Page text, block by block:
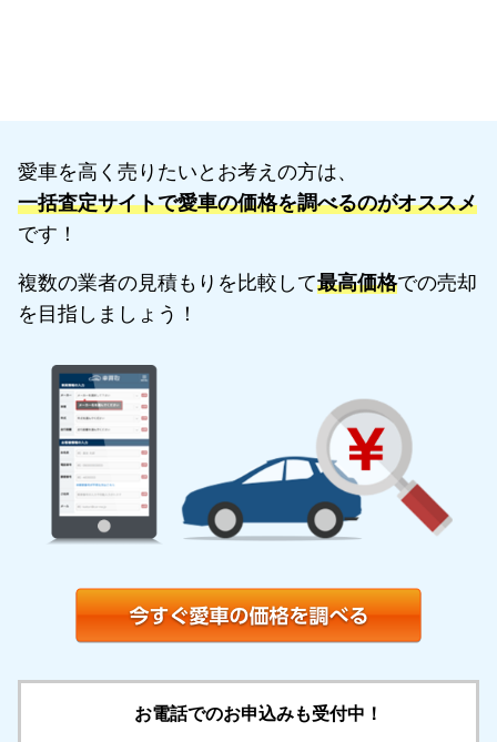
愛車を高く売りたいとお考えの方は、
一括査定サイトで愛車の価格を調べるのがオススメ
です！
複数の業者の見積もりを比較して最高価格での売却
を目指しましょう！
お電話でのお申込みも受付中！